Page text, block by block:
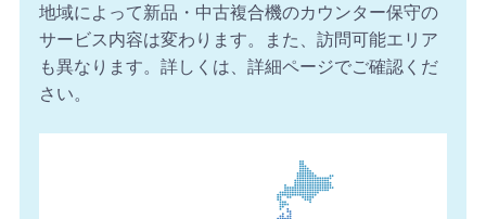
した。ありがとうございます。
2026年8月7日 09:55
【愛知県】コピー機 Canon 導入のお問い合わせを頂きま
した。ありがとうございます。
2026年8月7日 09:45
【鹿児島県】複合機 RICOH 導入のお問い合わせを頂きま
地域によって新品・中古複合機のカウンター保守の
サービス内容は変わります。また、訪問可能エリア
も異なります。詳しくは、詳細ページでご確認くだ
さい。